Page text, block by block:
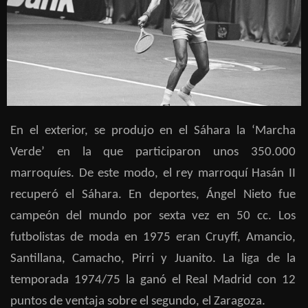
En el exterior, se produjo en el Sáhara la ‘Marcha
Verde’ en la que participaron unos 350.000
marroquíes. De este modo, el rey marroquí Hasán II
recuperó el Sáhara. En deportes, Ángel Nieto fue
campeón del mundo por sexta vez en 50 cc. Los
futbolistas de moda en 1975 eran Cruyff, Amancio,
Santillana, Camacho, Pirri y Juanito. La liga de la
temporada 1974/75 la ganó el Real Madrid con 12
puntos de ventaja sobre el segundo, el Zaragoza.